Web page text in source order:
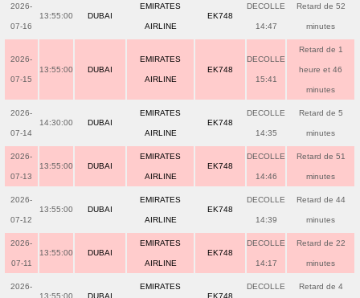
2026-
07-16
13:55:00 DUBAI
EMIRATES
AIRLINE
EK748
DECOLLE
14:47
Retard de 52
minutes
2026-
07-15
13:55:00 DUBAI
EMIRATES
AIRLINE
EK748
DECOLLE
15:41
Retard de 1
heure et 46
minutes
2026-
07-14
14:30:00 DUBAI
EMIRATES
AIRLINE
EK748
DECOLLE
14:35
Retard de 5
minutes
2026-
07-13
13:55:00 DUBAI
EMIRATES
AIRLINE
EK748
DECOLLE
14:46
Retard de 51
minutes
2026-
07-12
13:55:00 DUBAI
EMIRATES
AIRLINE
EK748
DECOLLE
14:39
Retard de 44
minutes
2026-
07-11
13:55:00 DUBAI
EMIRATES
AIRLINE
EK748
DECOLLE
14:17
Retard de 22
minutes
2026-
13:55:00 DUBAI
EMIRATES
EK748
DECOLLE Retard de 4